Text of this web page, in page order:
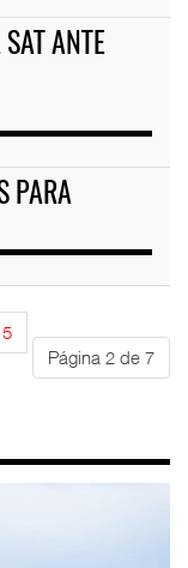
ANTE
PARA
Página 2 de 7
5